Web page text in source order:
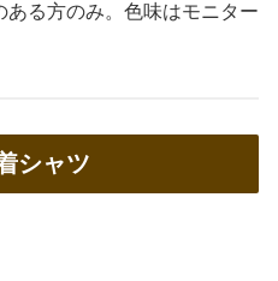
ある方のみ。色味はモニター
シャツ